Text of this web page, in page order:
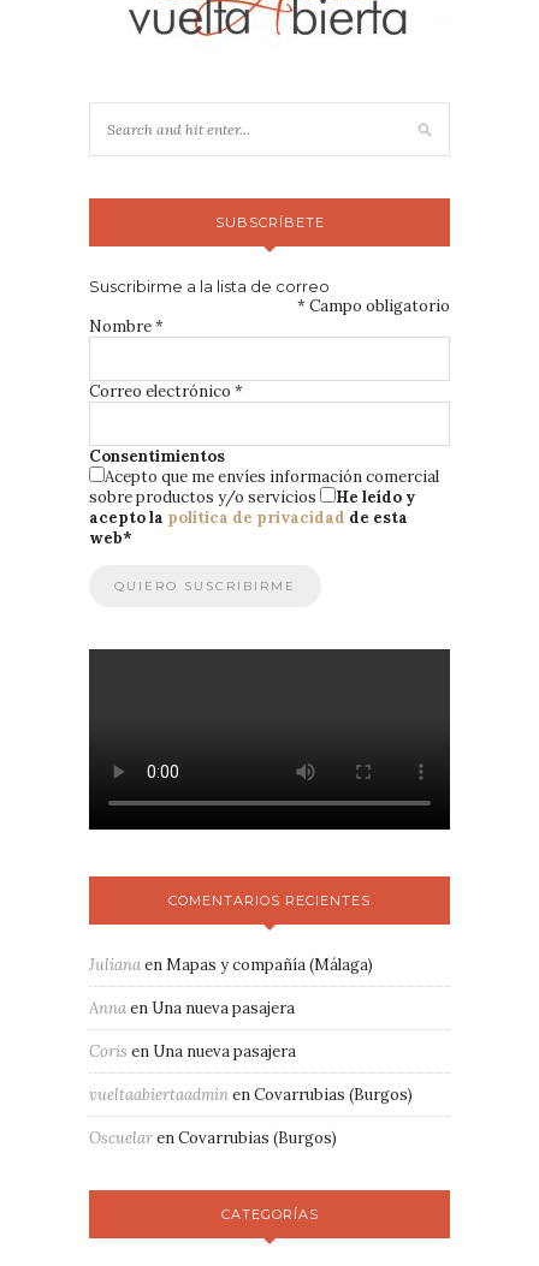
SUBSCRÍBETE
Suscribirme a la lista de correo
* Campo obligatorio
Nombre*
Correo electrónico *
Consentimientos
Acepto que me envíes información comercial
sobre productos y/o servicios
He leído y
acepto la política de privacidad de esta
web*
COMENTARIOS RECIENTES
JulianaenMapas y compañía (Málaga)
Annaen Una nueva pasajera
Coris en Una nueva pasajera
vueltaabiertaadminenCovarrubias (Burgos)
OscuelarenCovarrubias (Burgos)
CATEGORÍAS